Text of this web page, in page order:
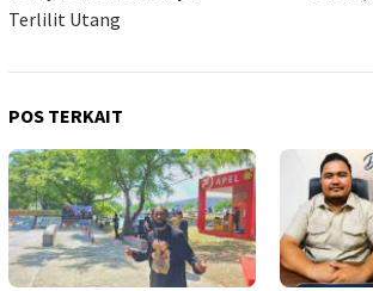
Terlilit Utang
POS TERKAIT